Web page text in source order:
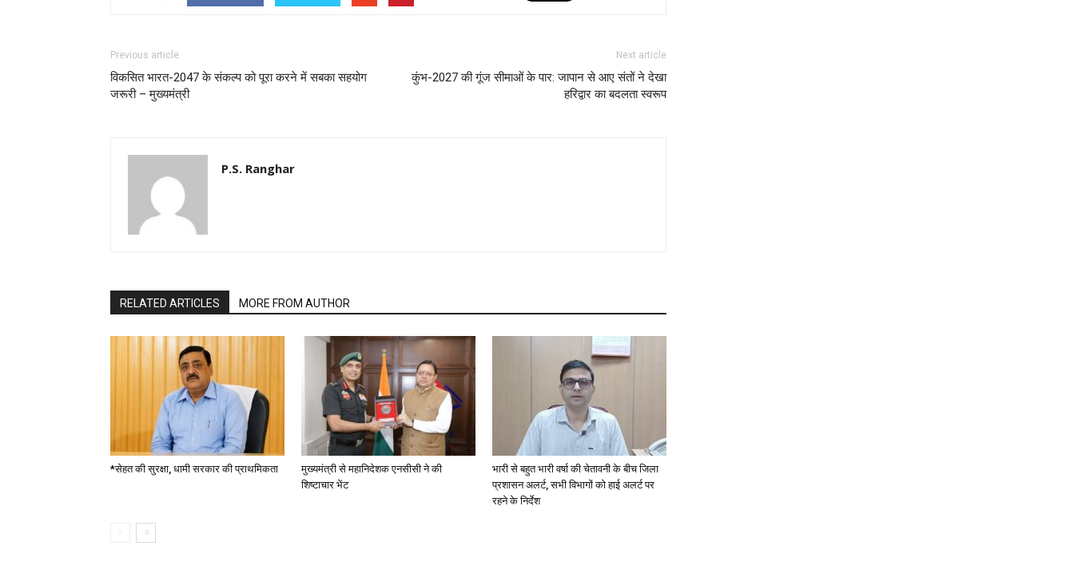
Previous article
विकसित भारत-2047 के संकल्प को पूरा करने में सबका सहयोग
जरूरी – मुख्यमंत्री
Next article
कुंभ-2027 की गूंज सीमाओं के पार: जापान से आए संतों ने देखा
हरिद्वार का बदलता स्वरूप
P.S. Ranghar
RELATED ARTICLES MORE FROM AUTHOR
*सेहत की सुरक्षा, धामी सरकार की प्राथमिकता
मुख्यमंत्री से महानिदेशक एनसीसी ने की
शिष्टाचार भेंट
भारी से बहुत भारी वर्षा की चेतावनी के बीच जिला
प्रशासन अलर्ट, सभी विभागों को हाई अलर्ट पर
रहने के निर्देश